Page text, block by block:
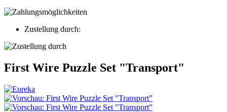
Zustellung durch:
First Wire Puzzle Set "Transport"